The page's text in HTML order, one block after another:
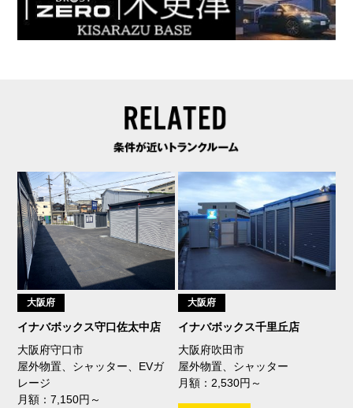
大阪府
イナバボックス守口佐太中店
大阪府守口市
屋外物置、シャッター、EVガ
レージ
月額：7,150円～
大阪府
イナバボックス千里丘店
大阪府吹田市
屋外物置、シャッター
月額：2,530円～